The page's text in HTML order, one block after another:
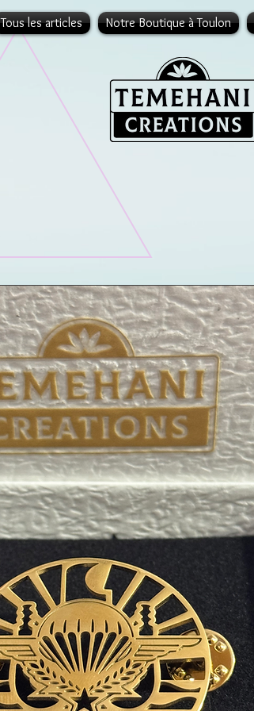
Tous les articles Notre Boutique à Toulon